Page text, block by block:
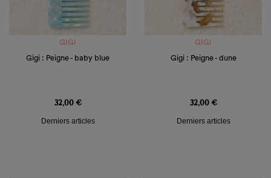
GIGI
Gigi : Peigne - baby blue
32,00 €
Derniers articles
GIGI
Gigi : Peigne - dune
32,00 €
Derniers articles